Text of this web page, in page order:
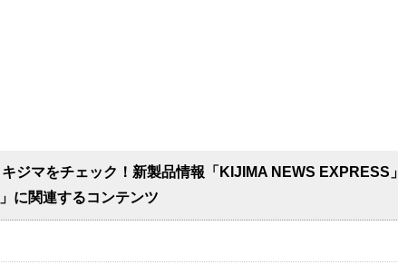
ジマをチェック！新製品情報「KIJIMA NEWS EXPRESS」
に関連するコンテンツ